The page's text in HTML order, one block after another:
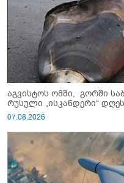
აგვისტოს ომში, გორში
რუსული „ისკანდერი“
07.08.2026